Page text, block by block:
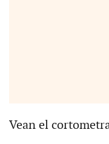
Vean el